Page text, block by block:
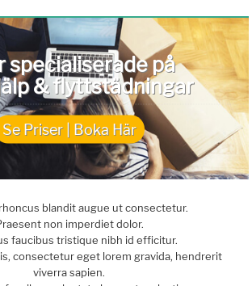
specialiserade på
& flyttstädningar
Se Priser | Boka Här
blandit augue ut consectetur.
non imperdiet dolor.
faucibus tristique nibh id efficitur.
consectetur eget lorem gravida, hendrerit
viverra sapien.